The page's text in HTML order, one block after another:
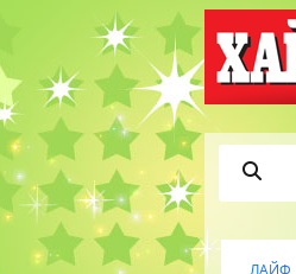
ЛАЙФ